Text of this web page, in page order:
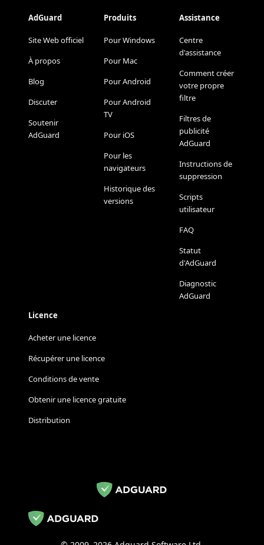
AdGuard
Site Web officiel
À propos
Blog
Discuter
Soutenir
AdGuard
Produits
Pour Windows
Pour Mac
Pour Android
Pour Android
TV
Pour iOS
Pour les
navigateurs
Historique des
versions
Assistance
Centre
d'assistance
Comment créer
votre propre
filtre
Filtres de
publicité
AdGuard
Instructions de
suppression
Scripts
utilisateur
FAQ
Statut
d'AdGuard
Diagnostic
AdGuard
Licence
Acheter une licence
Récupérer une licence
Conditions de vente
Obtenir une licence gratuite
Distribution